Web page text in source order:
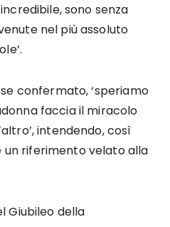
sono senza
nel più assoluto
confermato, ‘speriamo
faccia il miracolo
intendendo, così
riferimento velato alla
Giubileo della